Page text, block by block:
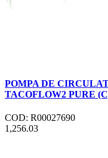
POMPA DE
TACOFLOW2 PURE
COD: R00027690
1,256.03